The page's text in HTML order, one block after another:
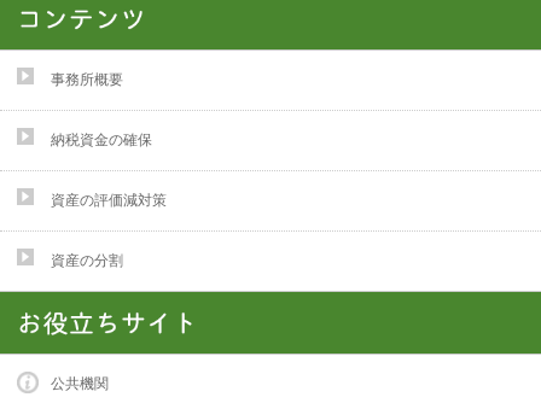
事務所概要
納税資金の確保
資産の評価減対策
資産の分割
公共機関